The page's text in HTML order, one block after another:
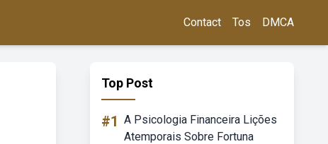
Contact Tos DMCA
Top Post
#1 A Psicologia Financeira Lições
Atemporais Sobre Fortuna